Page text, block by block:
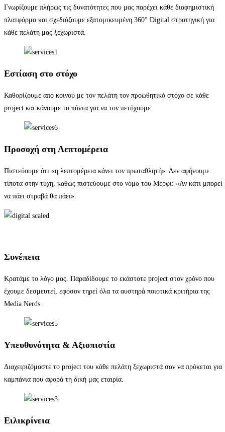
Γνωρίζουμε πλήρως τις δυνατότητες που μας παρέχει κάθε διαφημιστική
πλατφόρμα και σχεδιάζουμε εξατομικευμένη 360° Digital στρατηγική για
κάθε πελάτη μας ξεχωριστά.
Εστίαση στο στόχο
Καθορίζουμε από κοινού με τον πελάτη τον προωθητικό στόχο σε κάθε
project και κάνουμε τα πάντα για να τον πετύχουμε.
Προσοχή στη Λεπτομέρεια
Πιστεύουμε ότι «η λεπτομέρεια κάνει τον πρωταθλητή». Δεν αφήνουμε
τίποτα στην τύχη, καθώς πιστεύουμε στο νόμο του Μέρφι: «Αν κάτι μπορεί
να πάει στραβά θα πάει».
Συνέπεια
Κρατάμε το λόγο μας. Παραδίδουμε το εκάστοτε project στον χρόνο που
έχουμε δεσμευτεί, εφόσον τηρεί όλα τα αυστηρά ποιοτικά κριτήρια της
Media Nerds.
Υπευθυνότητα & Αξιοπιστία
Διαχειριζόμαστε το project του κάθε πελάτη ξεχωριστά σαν να πρόκεται για
καμπάνια που αφορά τη δική μας εταιρία.
Ειλικρίνεια